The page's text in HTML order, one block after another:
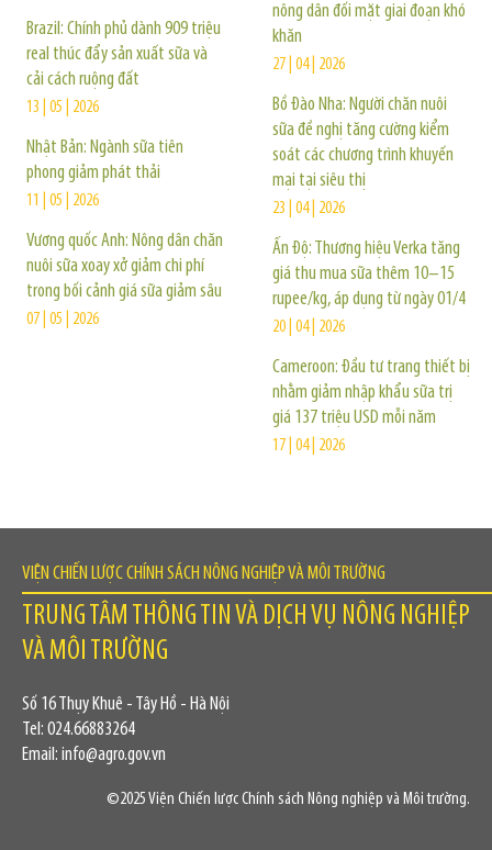
Brazil: Chính phủ dành 909 triệu
real thúc đẩy sản xuất sữa và
cải cách ruộng đất
13 | 05 | 2026
Nhật Bản: Ngành sữa tiên
phong giảm phát thải
11 | 05 | 2026
Vương quốc Anh: Nông dân chăn
nuôi sữa xoay xở giảm chi phí
trong bối cảnh giá sữa giảm sâu
07 | 05 | 2026
nông dân đối mặt giai đoạn khó
khăn
27 | 04 | 2026
Bồ Đào Nha: Người chăn nuôi
sữa đề nghị tăng cường kiểm
soát các chương trình khuyến
mại tại siêu thị
23 | 04 | 2026
Ấn Độ: Thương hiệu Verka tăng
giá thu mua sữa thêm 10–15
rupee/kg, áp dụng từ ngày 01/4
20 | 04 | 2026
Cameroon: Đầu tư trang thiết bị
nhằm giảm nhập khẩu sữa trị
giá 137 triệu USD mỗi năm
17 | 04 | 2026
VIỆN CHIẾN LƯỢC CHÍNH SÁCH NÔNG NGHIỆP VÀ MÔI TRƯỜNG
TRUNG TÂM THÔNG TIN VÀ DỊCH VỤ NÔNG NGHIỆP
VÀ MÔI TRƯỜNG
Số 16 Thụy Khuê - Tây Hồ - Hà Nội
Tel: 024.66883264
Email: info@agro.gov.vn
©2025 Viện Chiến lược Chính sách Nông nghiệp và Môi trường.